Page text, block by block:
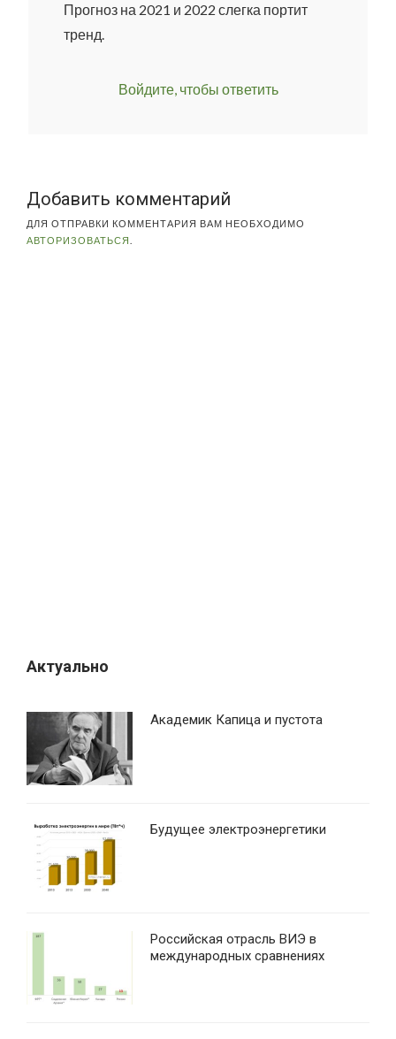
Прогноз на 2021 и 2022 слегка портит
тренд.
Войдите, чтобы ответить
Добавить комментарий
ДЛЯ ОТПРАВКИ КОММЕНТАРИЯ ВАМ НЕОБХОДИМО
АВТОРИЗОВАТЬСЯ
Актуально
Академик Капица и пустота
Будущее электроэнергетики
Российская отрасль ВИЭ в
международных сравнениях